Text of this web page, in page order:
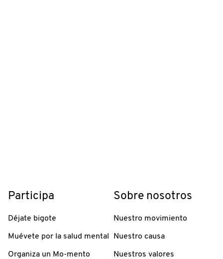
Participa
Déjate bigote
Muévete por la salud mental
Organiza un Mo-mento
Sobre nosotros
Nuestro movimiento
Nuestro causa
Nuestros valores